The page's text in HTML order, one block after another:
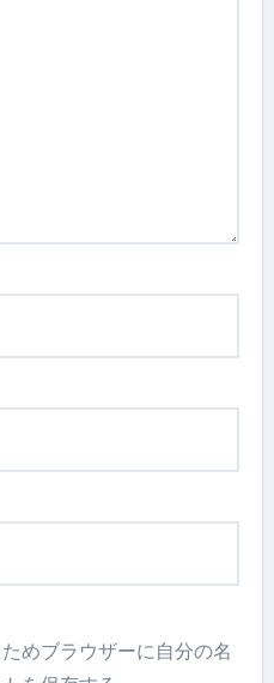
めブラウザーに自分の名